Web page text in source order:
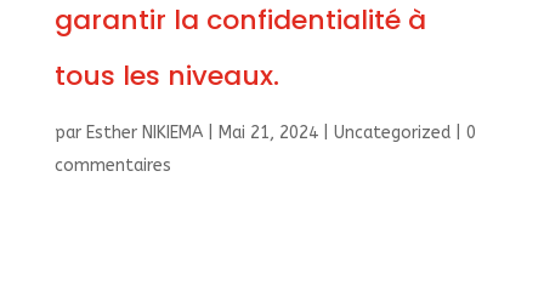
garantir la confidentialité à
tous les niveaux.
par Esther NIKIEMA Mai 21, 2024 Uncategorized
0
commentaires